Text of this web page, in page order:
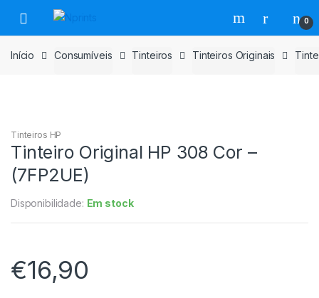
para
navegação
para
o
conteúdo
0
Início Consumíveis Tinteiros Tinteiros Originais
Tinteiros HP
Tinteiro Original HP 308 Cor –
(7FP2UE)
Disponibilidade: Em stock
€16,90